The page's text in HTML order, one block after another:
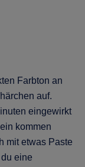
Farbton an
auf.
eingewirkt
kommen
mit etwas Paste
eine